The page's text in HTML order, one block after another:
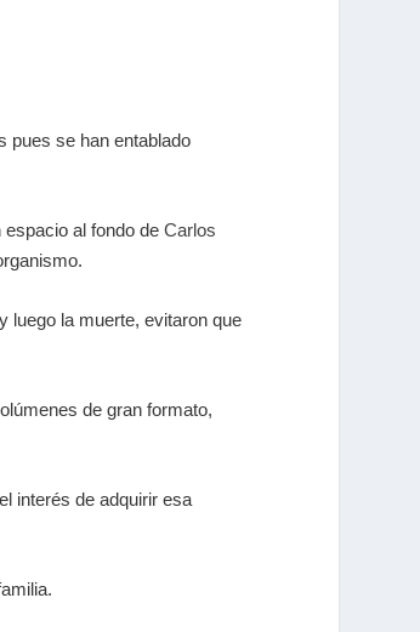
pues se han entablado
espacio al fondo deCarlos
luego la muerte, evitaron que
de gran formato,
interés de adquirir esa